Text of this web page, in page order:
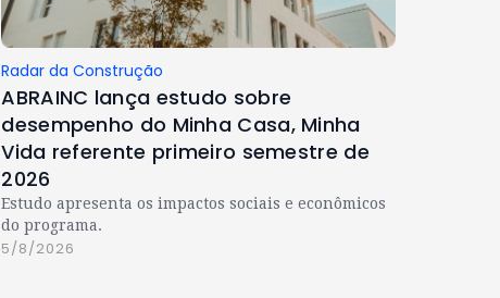
Radar da Construção
ABRAINC lança estudo sobre
desempenho do Minha Casa, Minha
Vida referente primeiro semestre de
2026
Estudo apresenta os impactos sociais e econômicos
do programa.
5/8/2026